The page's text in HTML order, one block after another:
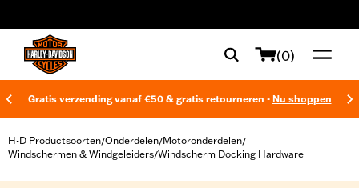
(0)
Gratis verzending vanaf €50 & gratis retourneren - Nu shoppen
H-D Productsoorten/Onderdelen/Motoronderdelen/
Windschermen & Windgeleiders/Windscherm Docking Hardware